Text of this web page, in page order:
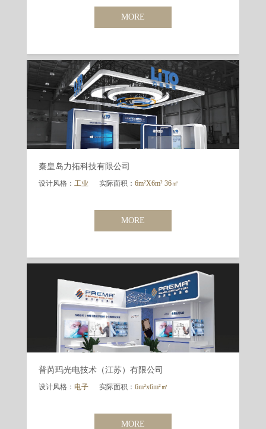
MORE
秦皇岛力拓科技有限公司
设计风格： 工业 实际面积： 6m²X6m² 36㎡
MORE
普芮玛光电技术（江苏）有限公司
设计风格： 电子 实际面积： 6m²x6m²㎡
MORE